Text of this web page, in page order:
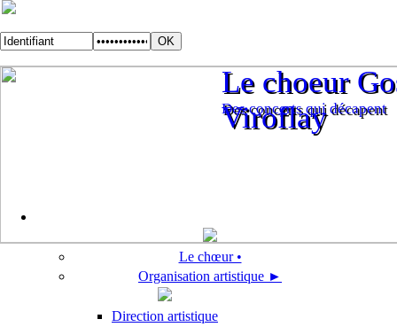
Des concerts qui décapent
Le choeur
Viroflay
Des concerts qui décapent
Le choeur
Viroflay
Le chœur •
Organisation artistique ►
Direction artistique